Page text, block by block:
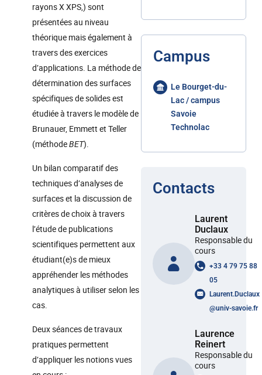
rayons X XPS,) sont
présentées au niveau
théorique mais également à
travers des exercices
d’applications. La méthode de
détermination des surfaces
spécifiques de solides est
étudiée à travers le modèle de
Brunauer, Emmett et Teller
(méthodeBET).
Un bilan comparatif des
techniques d’analyses de
surfaces et la discussion de
critères de choix à travers
l’étude de publications
scientifiques permettent aux
étudiant(e)s de mieux
appréhender les méthodes
analytiques à utiliser selon les
cas.
Deux séances de travaux
pratiques permettent
d’appliquer les notions vues
Campus
Le Bourget-du-
Lac / campus
Savoie
Technolac
Contacts
Laurent
Duclaux
Responsable du
cours
+33 4 79 75 88
05
Laurent.Duclaux
@univ-savoie.fr
Laurence
Reinert
Responsable du
cours